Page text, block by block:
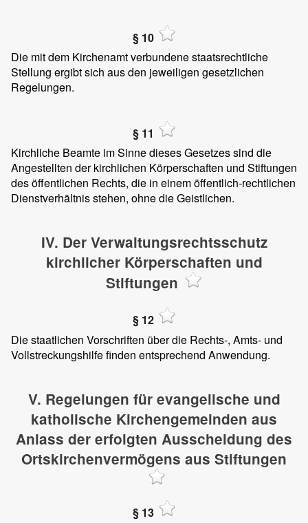
§ 10
Die mit dem Kirchenamt verbundene staatsrechtliche
Stellung ergibt sich aus den jeweiligen gesetzlichen
Regelungen.
§ 11
Kirchliche Beamte im Sinne dieses Gesetzes sind die
Angestellten der kirchlichen Körperschaften und Stiftungen
des öffentlichen Rechts, die in einem öffentlich-rechtlichen
Dienstverhältnis stehen, ohne die Geistlichen.
IV. Der Verwaltungsrechtsschutz
kirchlicher Körperschaften und
Stiftungen
§ 12
Die staatlichen Vorschriften über die Rechts-, Amts- und
Vollstreckungshilfe finden entsprechend Anwendung.
V. Regelungen für evangelische und
katholische Kirchengemeinden aus
Anlass der erfolgten Ausscheidung des
Ortskirchenvermögens aus Stiftungen
§ 13